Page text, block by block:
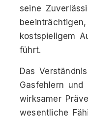
seine
kostspieligem
führt.
Das
Gasfehlern und
wirksamer
wesentliche